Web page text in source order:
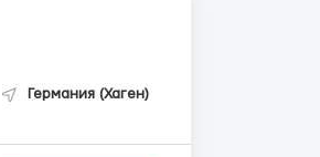
Германия (Хаген)